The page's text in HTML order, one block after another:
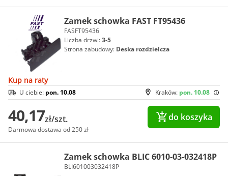
Zamek schowka FAST FT95436
FASFT95436
Liczba drzwi:3-5
Strona zabudowy: Deska rozdzielcza
Kup na raty
Kraków: pon. 10.08
U ciebie: pon. 10.08
40,17zł/szt.
Darmowa dostawa od 250 zł
do koszyka
Zamek schowka BLIC 6010-03-032418P
BLI601003032418P